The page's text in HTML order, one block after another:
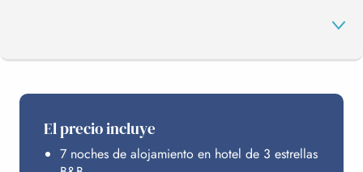
ALOJAMIENTO
El precio incluye
7 noches de alojamiento en hotel de 3 estrellas